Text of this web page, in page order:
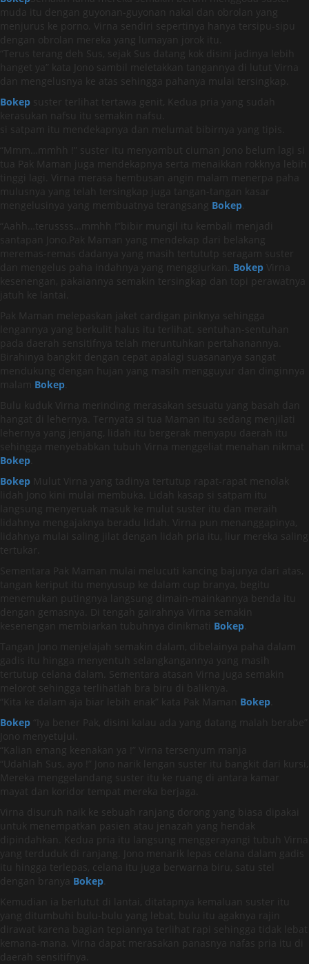
muda itu dengan guyonan-guyonan nakal dan obrolan yang
menjurus ke porno. Virna sendiri sepertinya hanya tersipu-sipu
dengan obrolan mereka yang lumayan jorok itu.
“Terus terang deh Sus, sejak Sus datang kok disini jadinya lebih
hanget ya” kata Jono sambil meletakkan tangannya di lutut Virna
dan mengelusnya ke atas sehingga pahanya mulai tersingkap.
Bokep suster terlihat tertawa genit, Kedua pria yang sudah
kerasukan nafsu itu semakin nafsu.
si satpam itu mendekapnya dan melumat bibirnya yang tipis.
“Mmm…mmhh !” suster itu menyambut ciuman Jono belum lagi si
tua Pak Maman juga mendekapnya serta menaikkan rokknya lebih
tinggi lagi. Virna merasa hembusan angin malam menerpa paha
mulusnya yang telah tersingkap juga tangan-tangan kasar
mengelusinya yang membuatnya terangsang Bokep
“Aahh…terussss…mmhh !”bibir mungil itu kembali menjadi
santapan Jono.Pak Maman yang mendekap dari belakang
meremas-remas dadanya yang masih tertututp seragam suster
dan mengelus paha indahnya yang menggiurkan. Bokep Virna
kesenengan, pakaiannya semakin tersingkap dan topi perawatnya
jatuh ke lantai.
Pak Maman melepaskan jaket cardigan pinknya sehingga
lengannya yang berkulit halus itu terlihat. sentuhan-sentuhan
pada daerah sensitifnya telah meruntuhkan pertahanannya.
Birahinya bangkit dengan cepat apalagi suasananya sangat
mendukung dengan hujan yang masih mengguyur dan dinginnya
malam Bokep
Bulu kuduk Virna merinding merasakan sesuatu yang basah dan
hangat di lehernya. Ternyata si tua Maman itu sedang menjilati
lehernya yang jenjang, lidah itu bergerak menyapu daerah itu
sehingga menyebabkan tubuh Virna menggeliat menahan nikmat
Bokep
Bokep Mulut Virna yang tadinya tertutup rapat-rapat menolak
lidah Jono kini mulai membuka. Lidah kasap si satpam itu
langsung menyeruak masuk ke mulut suster itu dan meraih
lidahnya mengajaknya beradu lidah. Virna pun menanggapinya,
lidahnya mulai saling jilat dengan lidah pria itu, liur mereka saling
tertukar.
Sementara Pak Maman mulai melucuti kancing bajunya dari atas,
tangan keriput itu menyusup ke dalam cup branya, begitu
menemukan putingnya langsung dimain-mainkannya benda itu
dengan gemasnya. Di tengah gairahnya Virna semakin
kesenengan membiarkan tubuhnya dinikmati Bokep
Tangan Jono menjelajah semakin dalam, dibelainya paha dalam
gadis itu hingga menyentuh selangkangannya yang masih
tertutup celana dalam. Sementara atasan Virna juga semakin
melorot sehingga terlihatlah bra biru di baliknya.
“Kita ke dalam aja biar lebih enak” kata Pak Maman Bokep
Bokep “Iya bener Pak, disini kalau ada yang datang malah berabe”
Jono menyetujui.
“Kalian emang keenakan ya !” Virna tersenyum manja
“Udahlah Sus, ayo !” Jono narik lengan suster itu bangkit dari kursi,
Mereka menggelandang suster itu ke ruang di antara kamar
mayat dan koridor tempat mereka berjaga.
Virna disuruh naik ke sebuah ranjang dorong yang biasa dipakai
untuk menempatkan pasien atau jenazah yang hendak
dipindahkan. Kedua pria itu langsung menggerayangi tubuh Virna
yang terduduk di ranjang. Jono menarik lepas celana dalam gadis
itu hingga terlepas, celana itu juga berwarna biru, satu stel
dengan branya Bokep
Kemudian ia berlutut di lantai, ditatapnya kemaluan suster itu
yang ditumbuhi bulu-bulu yang lebat, bulu itu agaknya rajin
dirawat karena bagian tepiannya terlihat rapi sehingga tidak lebat
kemana-mana. Virna dapat merasakan panasnya nafas pria itu di
daerah sensitifnya.